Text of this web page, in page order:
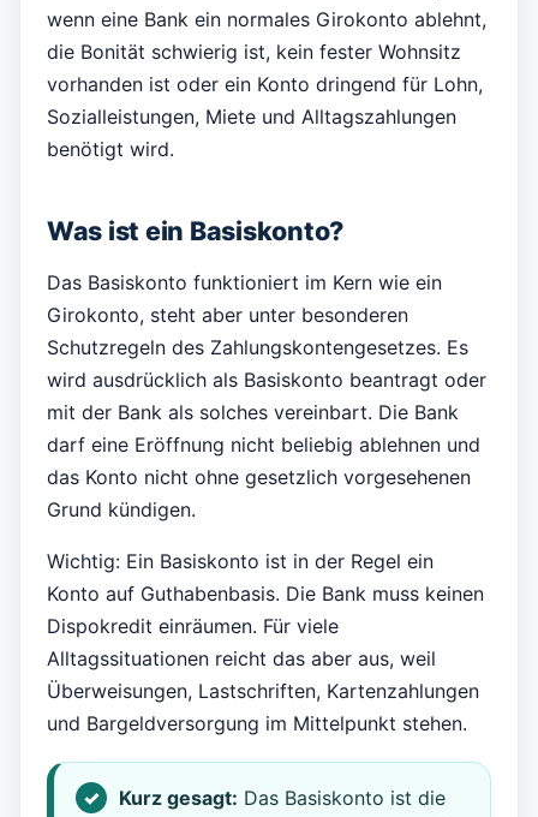
wenn eine Bank ein normales Girokonto ablehnt,
die Bonität schwierig ist, kein fester Wohnsitz
vorhanden ist oder ein Konto dringend für Lohn,
Sozialleistungen, Miete und Alltagszahlungen
benötigt wird.
Was ist ein Basiskonto?
Das Basiskonto funktioniert im Kern wie ein
Girokonto, steht aber unter besonderen
Schutzregeln des Zahlungskontengesetzes. Es
wird ausdrücklich als Basiskonto beantragt oder
mit der Bank als solches vereinbart. Die Bank
darf eine Eröffnung nicht beliebig ablehnen und
das Konto nicht ohne gesetzlich vorgesehenen
Grund kündigen.
Wichtig: Ein Basiskonto ist in der Regel ein
Konto auf Guthabenbasis. Die Bank muss keinen
Dispokredit einräumen. Für viele
Alltagssituationen reicht das aber aus, weil
Überweisungen, Lastschriften, Kartenzahlungen
und Bargeldversorgung im Mittelpunkt stehen.
Kurz gesagt: Das Basiskonto ist die